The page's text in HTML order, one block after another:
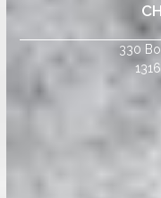
330